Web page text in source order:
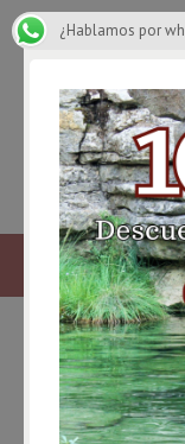
hacer
¿Hablamos por